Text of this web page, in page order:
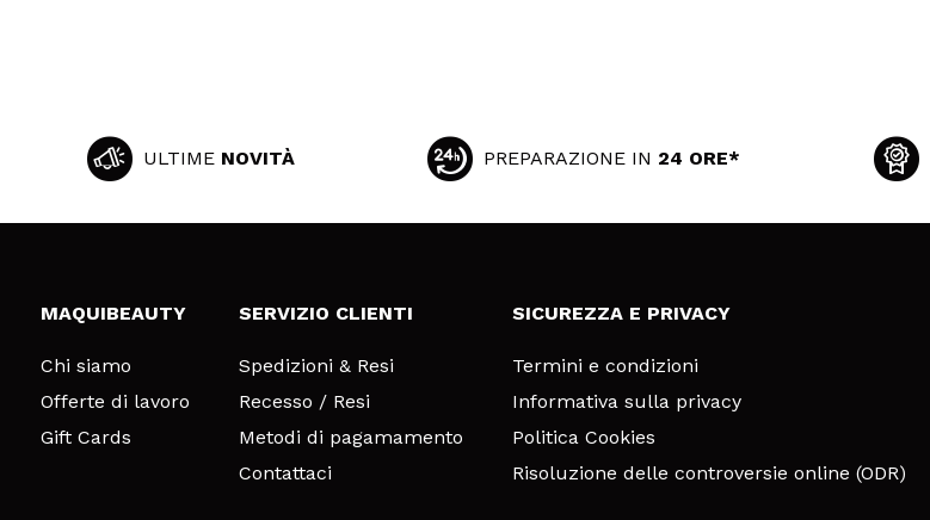
ULTIME NOVITÀ PREPARAZIONE IN 24 ORE*
MAQUIBEAUTY
Chi siamo
Offerte di lavoro
Gift Cards
SERVIZIO CLIENTI
Spedizioni & Resi
Recesso / Resi
Metodi di pagamamento
Contattaci
SICUREZZA E PRIVACY
Termini e condizioni
Informativa sulla privacy
Politica Cookies
Risoluzione delle controversie online (ODR)